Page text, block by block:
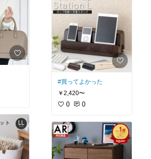
#買ってよかった
￥2,420〜
0 0